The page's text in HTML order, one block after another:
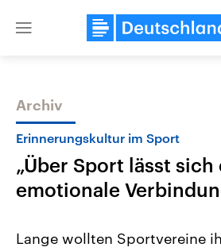
Close
Themen
Archiv
Erinnerungskultur im Sport
„Über Sport lässt sich
emotionale
Lange wollten Sportvereine